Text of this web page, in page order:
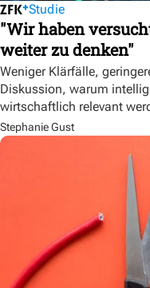
Studie
"Wir haben
weiter zu denken"
Weniger Klärfälle,
Diskussion, warum
wirtschaftlich relevant
Stephanie Gust